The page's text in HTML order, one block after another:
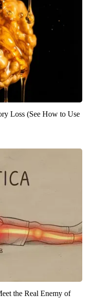
Loss (See How to Use
the Real Enemy of